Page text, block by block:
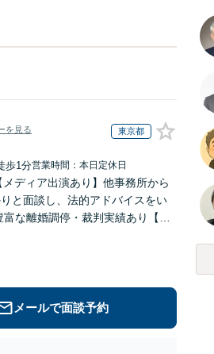
を見る 東京都
歩1分営業時間：本日定休日
ディア出演あり】他事務所から
と面談し、法的アドバイスをい
な離婚調停・裁判実績あり【不
メールで面談予約